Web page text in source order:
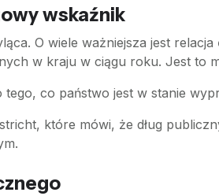
wskaźnik
O wiele ważniejsza jest relacja
w kraju w ciągu roku. Jest to
co państwo jest w stanie
które mówi, że dług